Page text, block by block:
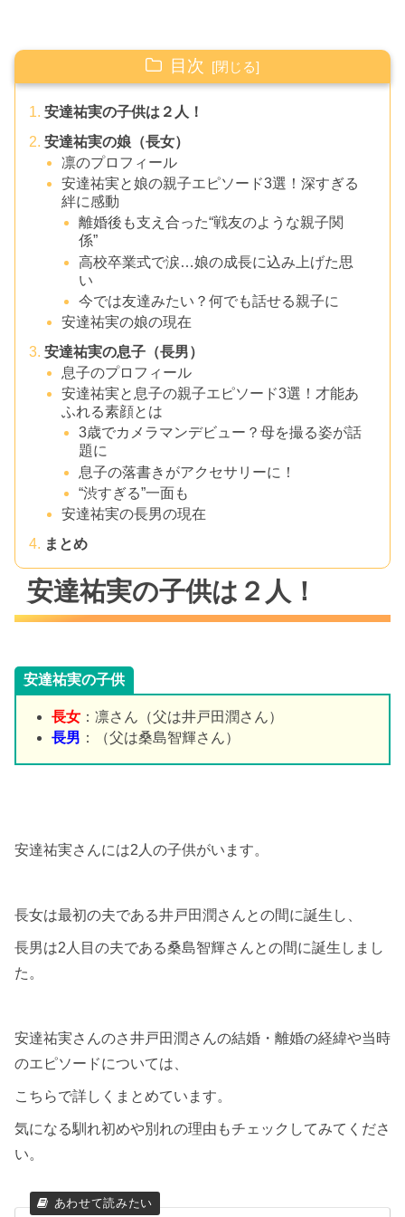
目次
安達祐実の子供は２人！
安達祐実の娘（長女）
凛のプロフィール
安達祐実と娘の親子エピソード3選！深すぎる
絆に感動
離婚後も支え合った“戦友のような親子関
係”
高校卒業式で涙…娘の成長に込み上げた思
い
今では友達みたい？何でも話せる親子に
安達祐実の娘の現在
安達祐実の息子（長男）
息子のプロフィール
安達祐実と息子の親子エピソード3選！才能あ
ふれる素顔とは
3歳でカメラマンデビュー？母を撮る姿が話
題に
息子の落書きがアクセサリーに！
“渋すぎる”一面も
安達祐実の長男の現在
まとめ
安達祐実の子供は２人！
安達祐実の子供
長女 ：凛さん（父は井戸田潤さん）
長男 ：（父は桑島智輝さん）
安達祐実さんには2人の子供がいます。
長女は最初の夫である井戸田潤さんとの間に誕生し、
長男は2人目の夫である桑島智輝さんとの間に誕生しまし
た。
安達祐実さんのさ井戸田潤さんの結婚・離婚の経緯や当時
のエピソードについては、
こちらで詳しくまとめています。
気になる馴れ初めや別れの理由もチェックしてみてくださ
い。